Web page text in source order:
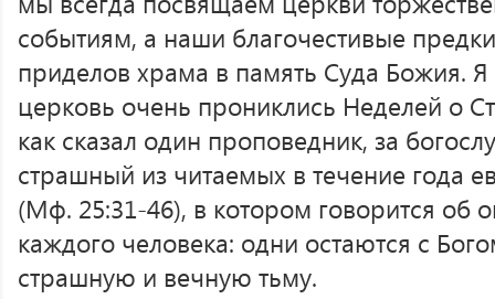
событиям, а наши благочестивые
приделов храма в память Суда Божия.
церковь очень прониклись Неделей о
как сказал один проповедник, за
страшный из читаемых в течение года
(Мф. 25:31-46), в котором говорится об
каждого человека: одни остаются с
страшную и вечную тьму.